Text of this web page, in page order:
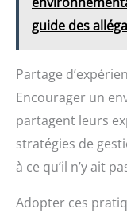
guide des
Partage
Encourager un
partagent leurs
stratégies de
à ce qu’il n’y ait
Adopter ces